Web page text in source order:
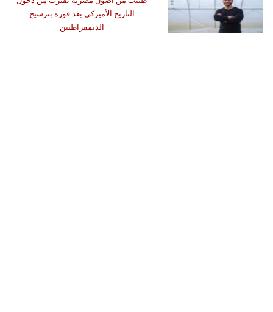
التاريخ الأميركي بعد فوزه بترشيح
الديمقراطيين